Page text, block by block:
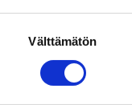
Välttämätön